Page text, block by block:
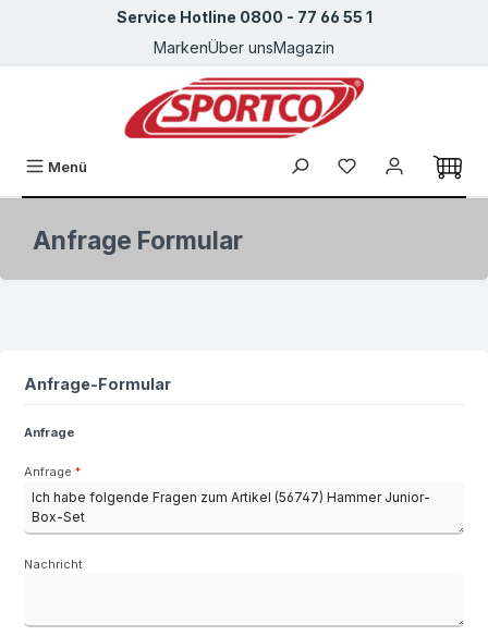
Zum Hauptinhalt springenService Hotline 0800 - 77 66 55 1
MarkenÜber unsMagazin
Menü Du hast 0
Anfrage Formular
Anfrage-Formular
Anfrage
Anfrage *
Nachricht